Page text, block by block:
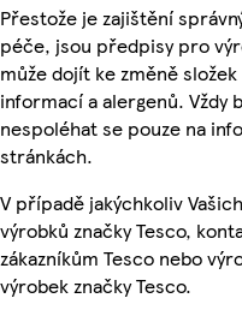
Přestože je zajištění
péče, jsou předpisy pro
může dojít ke změně
informací a alergenů.
nespoléhat se pouze na
stránkách.
V případě jakýchkoliv
výrobků značky Tesco,
zákazníkům Tesco nebo
výrobek značky Tesco.